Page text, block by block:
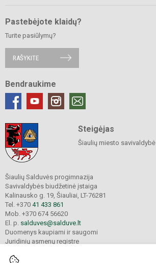
Pastebėjote klaidų?
Turite pasiūlymų?
RAŠYKITE
Bendraukime
Steigėjas
Šiaulių miesto savivaldybė
Šiaulių Salduvės progimnazija
Savivaldybės biudžetinė įstaiga
Kalinausko g. 19, Šiauliai, LT-76281
Tel. +370 41 433 861
Mob. +370 674 56620
El. p. salduves@salduve.lt
Duomenys kaupiami ir saugomi
Juridinių asmenų registre